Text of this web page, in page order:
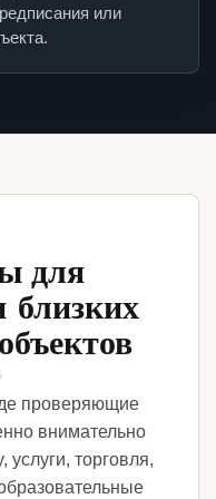
или
для
близких
проверяющие
внимательно
торговля,